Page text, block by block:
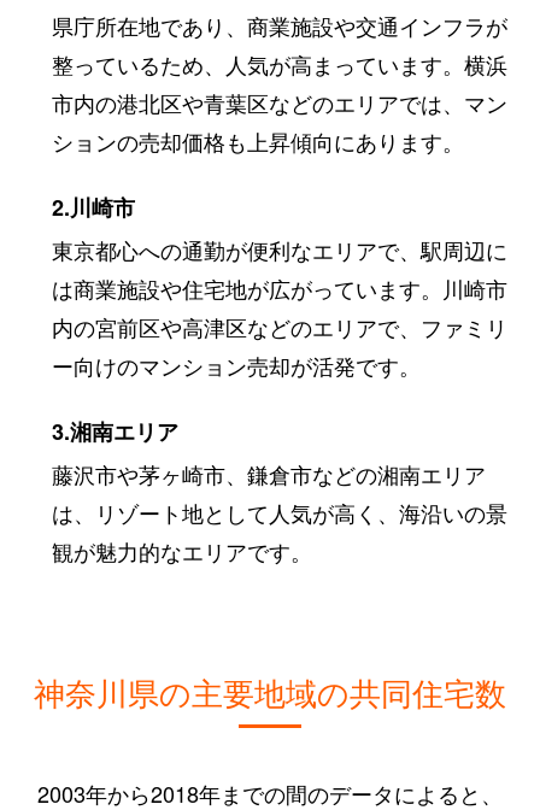
県庁所在地であり、商業施設や交通インフラが
整っているため、人気が高まっています。横浜
市内の港北区や青葉区などのエリアでは、マン
ションの売却価格も上昇傾向にあります。
2.川崎市
東京都心への通勤が便利なエリアで、駅周辺に
は商業施設や住宅地が広がっています。川崎市
内の宮前区や高津区などのエリアで、ファミリ
ー向けのマンション売却が活発です。
3.湘南エリア
藤沢市や茅ヶ崎市、鎌倉市などの湘南エリア
は、リゾート地として人気が高く、海沿いの景
観が魅力的なエリアです。
神奈川県の主要地域の共同住宅数
2003年から2018年までの間のデータによると、